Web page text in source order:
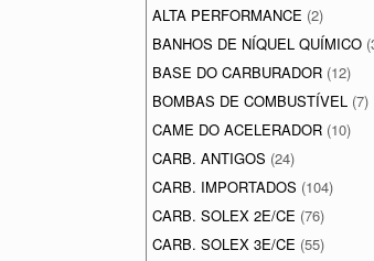
ALTA PERFORMANCE (2)
BANHOS DE NÍQUEL QUÍMICO
BASE DO CARBURADOR (12)
BOMBAS DE COMBUSTÍVEL (7)
CAME DO ACELERADOR (10)
CARB. ANTIGOS (24)
CARB. IMPORTADOS (104)
CARB. SOLEX 2E/CE (76)
CARB. SOLEX 3E/CE (55)